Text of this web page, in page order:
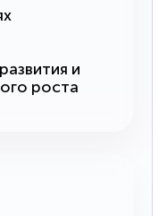
и
роста